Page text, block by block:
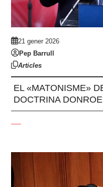
21 gener 2026
Pep Barrull
Articles
EL «MATONISME»
DOCTRINA DONROE